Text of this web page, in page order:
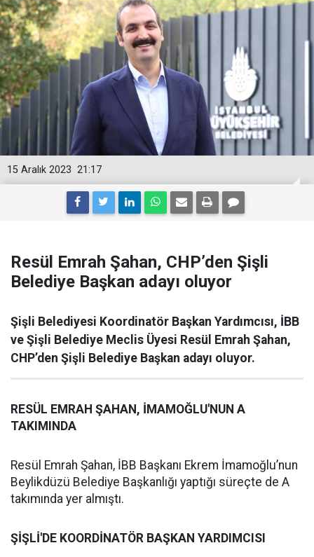
21:17
15 Aralık 2023
Resül Emrah Şahan, CHP’den Şişli
Belediye Başkan adayı oluyor
Şişli Belediyesi Koordinatör Başkan Yardımcısı, İBB
ve Şişli Belediye Meclis Üyesi Resül Emrah Şahan,
CHP’den Şişli Belediye Başkan adayı oluyor.
RESÜL EMRAH ŞAHAN, İMAMOĞLU'NUN A
TAKIMINDA
Resül Emrah Şahan, İBB Başkanı Ekrem İmamoğlu’nun
Beylikdüzü Belediye Başkanlığı yaptığı süreçte de A
takımında yer almıştı.
ŞİŞLİ'DE KOORDİNATÖR BAŞKAN YARDIMCISI